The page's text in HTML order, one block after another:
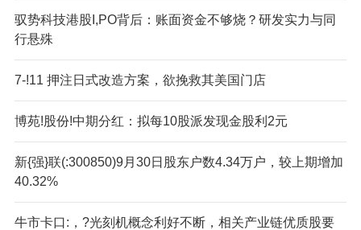
驭势科技港股I,PO背后：账面资金不够烧？研发实力与同
行悬殊
7-!11 押注日式改造方案，欲挽救其美国门店
博苑!股份!中期分红：拟每10股派发现金股利2元
新{强}联(:300850)9月30日股东户数4.34万户，较上期增加
40.32%
牛市卡口:，?光刻机概念利好不断，相关产业链优质股要